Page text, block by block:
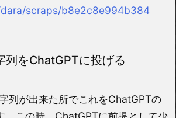
scraps/b8e2c8e994b384
列をChatGPTに投げる
列が出来た所でこれをChatGPTの